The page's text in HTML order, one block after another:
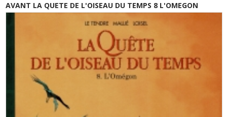
AVANT LA QUETE DE L'OISEAU DU TEMPS 8 L'OMEGON